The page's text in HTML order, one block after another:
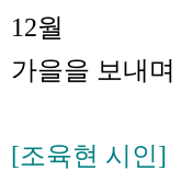
12월
가을을 보내며
[조육현 시인]